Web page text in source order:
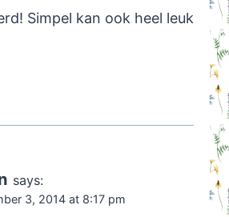
Simpel kan ook heel leuk
says:
3, 2014 at 8:17 pm